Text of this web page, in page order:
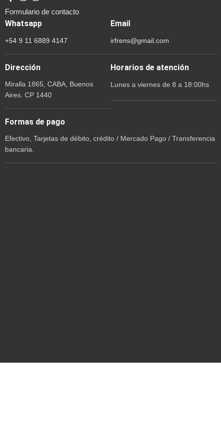
Formulario de contacto
Whatsapp
+54 9 11 6889 4147
Email
irfrens@gmail.com
Dirección
Miralla 1865, CABA, Buenos
Aires. CP 1440
Horarios de atención
Lunes a viernes de 8 a 18:00hs
Formas de pago
Efectivo, Tarjetas de débito, crédito / Mercado Pago / Transferencia
bancaria.